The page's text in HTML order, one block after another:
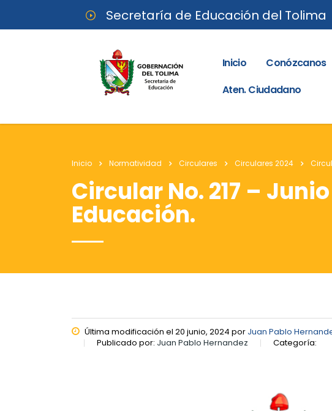
Secretaría de Educación del Tolima
Inicio Conózcanos
Aten. Ciudadano
Inicio Normatividad Circulares Circulares 2024
Circular No. 217 –
Educación.
Última modificación el 20 junio, 2024 por Juan Pablo
Publicado por: Juan Pablo Hernandez Categoría: